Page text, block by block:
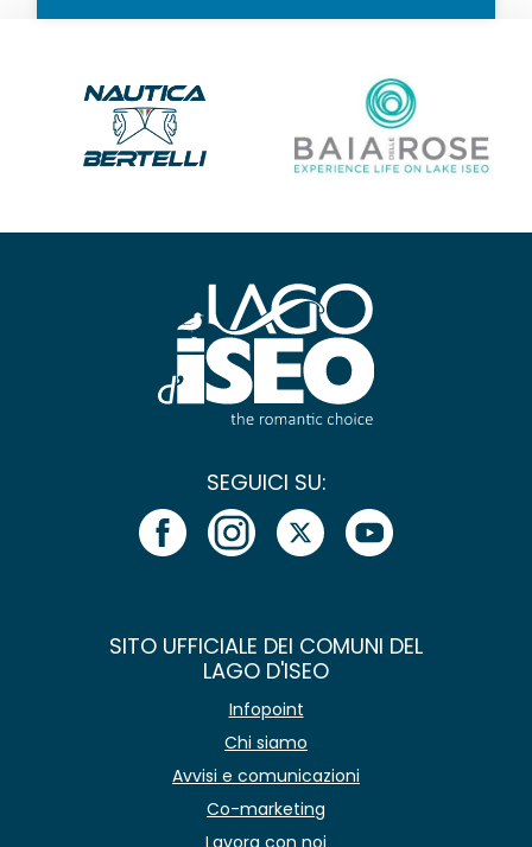
SEGUICI SU:
SITO UFFICIALE DEI COMUNI DEL
LAGO D'ISEO
Infopoint
Chi siamo
Avvisi e comunicazioni
Co-marketing
Lavora con noi